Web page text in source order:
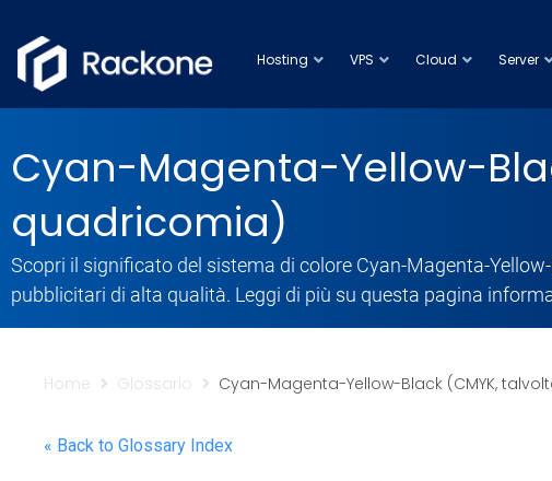
Hosting VPS Cloud Server
Cyan-Magenta-Yellow-
quadricomia)
Scopri il significato del sistema di colore Cyan-Magenta-
pubblicitari di alta qualità. Leggi di più su questa pagina
Home Glossario Cyan-Magenta-Yellow-Black (CMYK,
« Back to Glossary Index